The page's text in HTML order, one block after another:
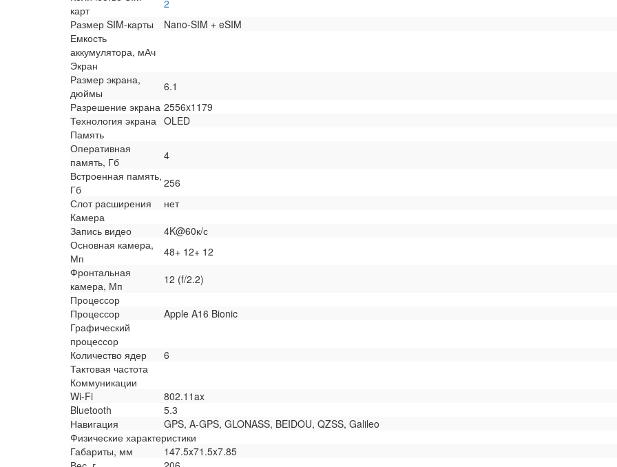
карт
2
Размер SIM-карты
Nano-SIM + eSIM
Емкость
аккумулятора, мАч
Экран
Размер экрана,
дюймы
6.1
Разрешение экрана 2556x1179
Технология экрана OLED
Память
Оперативная
память, Гб
4
Встроенная память,
Гб
256
Слот расширения
нет
Камера
Запись видео
4K@60к/с
Основная камера,
Мп
48+ 12+ 12
Фронтальная
камера, Мп
12 (f/2.2)
Процессор
Процессор
Apple A16 Bionic
Графический
процессор
Количество ядер
6
Тактовая частота
Коммуникации
Wi-Fi
802.11ax
Bluetooth
5.3
Навигация
GPS, A-GPS, GLONASS, BEIDOU, QZSS, Galileo
Физические характеристики
Габариты, мм
147.5x71.5x7.85